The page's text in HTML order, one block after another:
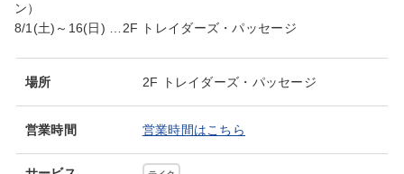
ン）
8/1(土)～16(日) …2F トレイダーズ・パッセージ
場所 2F トレイダーズ・パッセージ
営業時間 営業時間はこちら